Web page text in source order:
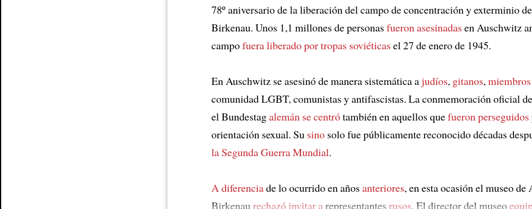
78º aniversario de la liberación del campo de concentración y exterminio
Birkenau. Unos 1,1 millones de personasfueron asesinadasen Auschwitz
campofuera liberado portropas soviéticasel 27 de enero de 1945.
En Auschwitz se asesinó de manera sistemática ajudíos, gitanos,miembros
comunidad LGBT, comunistas y antifascistas. La conmemoración oficial
el Bundestagalemán se centrótambién en aquellos quefueron perseguidos
orientación sexual. Su sino solo fue públicamente reconocido décadas
la Segunda Guerra Mundial.
A diferenciade lo ocurrido en añosanteriores, en esta ocasión el museo
Birkenaurechazó invitar arepresentantes rusos. El director del museo